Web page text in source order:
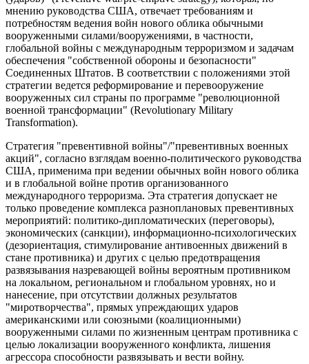
мнению руководства США, отвечает требованиям и
потребностям ведения войн нового облика обычными
вооруженными силами/вооружениями, в частности,
глобальной войны с международным терроризмом и задачам
обеспечения "собственной обороны и безопасности"
Соединенных Штатов. В соответствии с положениями этой
стратегии ведется реформирование и перевооружение
вооруженных сил страны по программе "революционной
военной трансформации" (Revolutionary Military
Transformation).
Стратегия "превентивной войны"/"превентивных военных
акций", согласно взглядам военно-политического руководства
США, применима при ведении обычных войн нового облика
и в глобальной войне против организованного
международного терроризма. Эта стратегия допускает не
только проведение комплекса разноплановых превентивных
мероприятий: политико-дипломатических (переговоры),
экономических (санкции), информационно-психологических
(дезориентация, стимулирование антивоенных движений в
стане противника) и других с целью предотвращения
развязывания назревающей войны вероятным противником
на локальном, региональном и глобальном уровнях, но и
нанесение, при отсутствии должных результатов
"миротворчества", прямых упреждающих ударов
американскими или союзными (коалиционными)
вооруженными силами по жизненным центрам противника с
целью локализации вооруженного конфликта, лишения
агрессора способности развязывать и вести войну.